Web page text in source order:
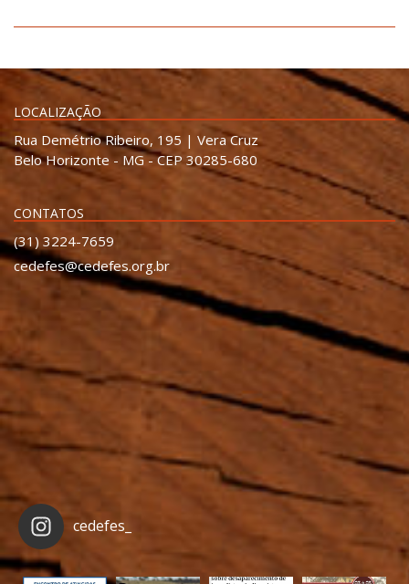
LOCALIZAÇÃO
Rua Demétrio Ribeiro, 195 | Vera Cruz
Belo Horizonte - MG - CEP 30285-680
CONTATOS
(31) 3224-7659
cedefes@cedefes.org.br
cedefes_